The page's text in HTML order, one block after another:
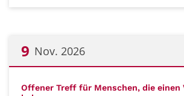
9 Nov. 2026
Offener Treff für Menschen, die